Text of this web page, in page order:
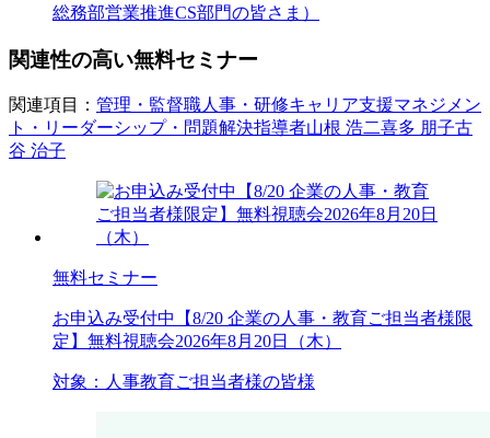
総務部営業推進CS部門の皆さま）
関連性の高い無料セミナー
関連項目： 管理・監督職人事・研修キャリア支援マネジメン
ト・リーダーシップ・問題解決指導者山根 浩二喜多 朋子古
谷 治子
無料セミナー
お申込み受付中
【8/20 企業の人事・教育ご担当者様限
定】無料視聴会2026年8月20日（木）
対象： 人事教育ご担当者様の皆様